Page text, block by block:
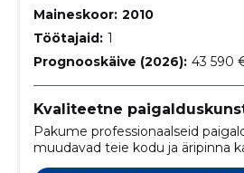
Maineskoor: 2010
Töötajaid: 1
Prognooskäive (2026): 43 590
Kvaliteetne
Pakume professionaalseid
muudavad teie kodu ja äripinna
funktsionaalsemaks.